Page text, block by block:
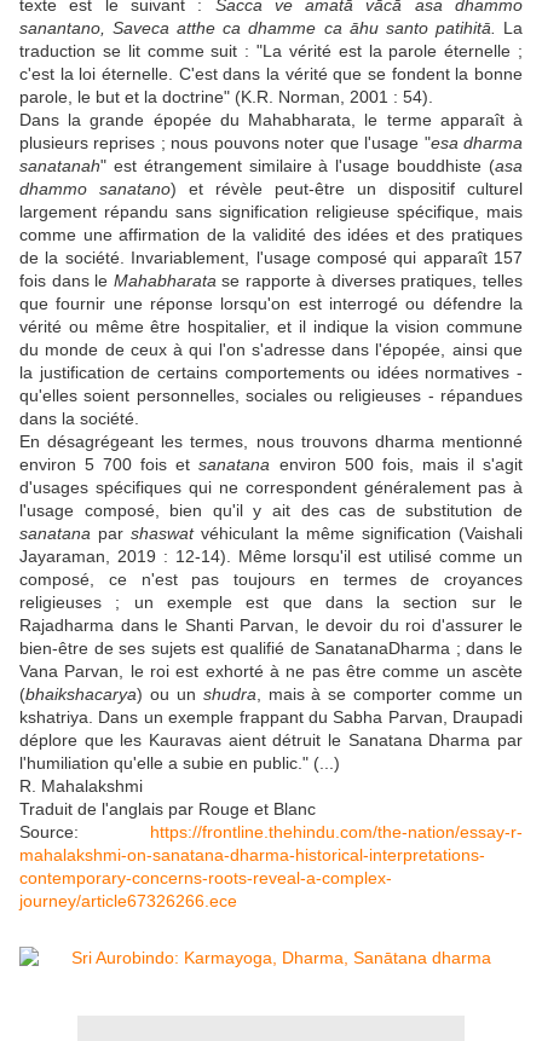
texte est le suivant : Sacca ve amatā vācā asa dhammo
sanantano, Saveca atthe ca dhamme ca āhu santo patihitā.
La
traduction se lit comme suit : "La vérité est la parole éternelle ;
c'est la loi éternelle. C'est dans la vérité que se fondent la bonne
parole, le but et la doctrine" (K.R. Norman, 2001 : 54).
Dans la grande épopée du Mahabharata, le terme apparaît à
plusieurs reprises ; nous pouvons noter que l'usage "esa dharma
sanatanah" est étrangement similaire à l'usage bouddhiste (asa
dhammo sanatano) et révèle peut-être un dispositif culturel
largement répandu sans signification religieuse spécifique, mais
comme une affirmation de la validité des idées et des pratiques
de la société. Invariablement, l'usage composé qui apparaît 157
fois dans le Mahabharatase rapporte à diverses pratiques, telles
que fournir une réponse lorsqu'on est interrogé ou défendre la
vérité ou même être hospitalier, et il indique la vision commune
du monde de ceux à qui l'on s'adresse dans l'épopée, ainsi que
la justification de certains comportements ou idées normatives -
qu'elles soient personnelles, sociales ou religieuses - répandues
dans la société.
En désagrégeant les termes, nous trouvons dharma mentionné
environ 5 700 fois etsanatana environ 500 fois, mais il s'agit
d'usages spécifiques qui ne correspondent généralement pas à
l'usage composé, bien qu'il y ait des cas de substitution de
sanatana par shaswatvéhiculant la même signification (Vaishali
Jayaraman, 2019 : 12-14). Même lorsqu'il est utilisé comme un
composé, ce n'est pas toujours en termes de croyances
religieuses ; un exemple est que dans la section sur le
Rajadharma dans le Shanti Parvan, le devoir du roi d'assurer le
bien-être de ses sujets est qualifié de SanatanaDharma ; dans le
Vana Parvan, le roi est exhorté à ne pas être comme un ascète
(bhaikshacarya) ou un shudra , mais à se comporter comme un
kshatriya. Dans un exemple frappant du Sabha Parvan, Draupadi
déplore que les Kauravas aient détruit le Sanatana Dharma par
l'humiliation qu'elle a subie en public." (...)
R. Mahalakshmi
Traduit de l'anglais par Rouge et Blanc
Source: https://frontline.thehindu.com/the-nation/essay-r-
mahalakshmi-on-sanatana-dharma-historical-interpretations-
contemporary-concerns-roots-reveal-a-complex-
journey/article67326266.ece